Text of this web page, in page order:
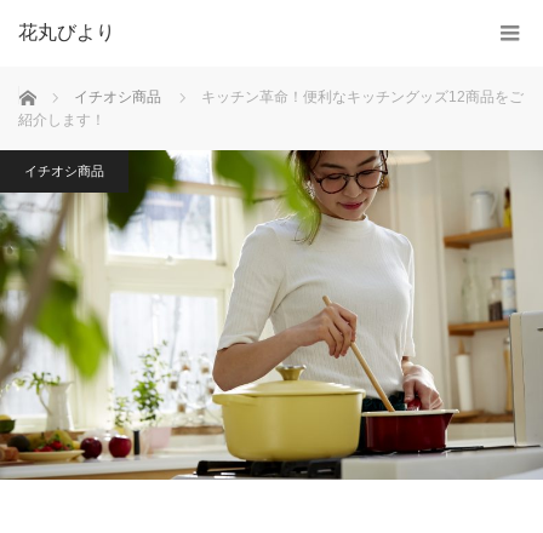
花丸びより
ホーム イチオシ商品
キッチン革命！便利なキッチングッズ12商品をご
紹介します！
イチオシ商品